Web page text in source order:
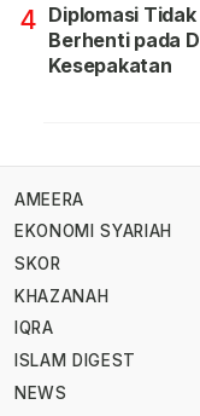
4 Diplomasi
Berhenti pada
Kesepakatan
AMEERA
EKONOMI SYARIAH
SKOR
KHAZANAH
IQRA
ISLAM DIGEST
NEWS